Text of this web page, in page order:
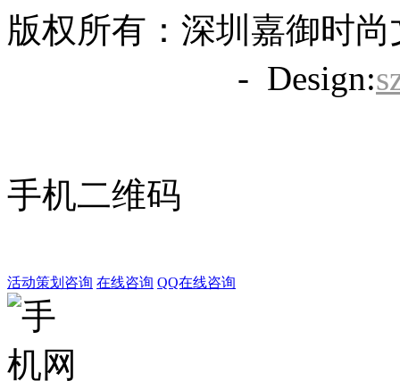
版权所有：深圳嘉御时
- Design:
手机二维码
活动策划咨询 在线咨询 QQ在线咨询